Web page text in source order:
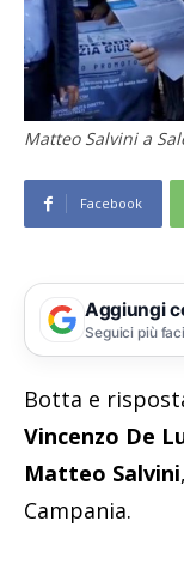
Matteo Salvini a
Facebook
Aggiungi
Seguici più
Botta e
Vincenzo De
Matteo Salvini
Campania.